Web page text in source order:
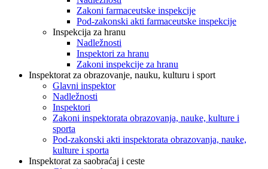
Zakoni farmaceutske inspekcije
Pod-zakonski akti farmaceutske inspekcije
Inspekcija za hranu
Nadležnosti
Inspektori za hranu
Zakoni inspekcije za hranu
Inspektorat za obrazovanje, nauku, kulturu i sport
Glavni inspektor
Nadležnosti
Inspektori
Zakoni inspektorata obrazovanja, nauke, kulture i
sporta
Pod-zakonski akti inspektorata obrazovanja, nauke,
kulture i sporta
Inspektorat za saobraćaj i ceste